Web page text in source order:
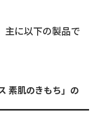
主に以下の製品で
素肌のきもち」の